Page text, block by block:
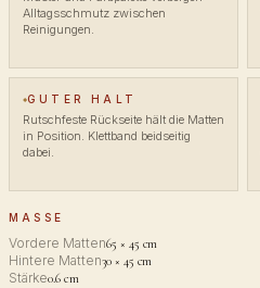
Alltagsschmutz zwischen
Reinigungen.
GUTER HALT
Rutschfeste Rückseite hält die Matten
in Position. Klettband beidseitig
dabei.
MASSE
Vordere Matten65 × 45 cm
Hintere Matten30 × 45 cm
Stärke0.6 cm